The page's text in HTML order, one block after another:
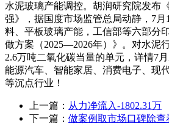
水泥玻璃产能调控。胡润研究院发布
强》，据国度市场监管总局动静，7
料、平板玻璃产能，工信部等六部分
做方案（2025—2026年）》。对水泥
2.6万吨二氧化碳当量的单元，详情7
能源汽车、智能家居、消费电子、现
等沉点行业！
上一篇： 从力净流入-1802.31万
下一篇： 做案例取市场口碑除查